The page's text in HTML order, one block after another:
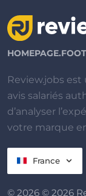
Review.jobs
avis salariés
d’analyser
votre marque
France
© 2026 © 2026